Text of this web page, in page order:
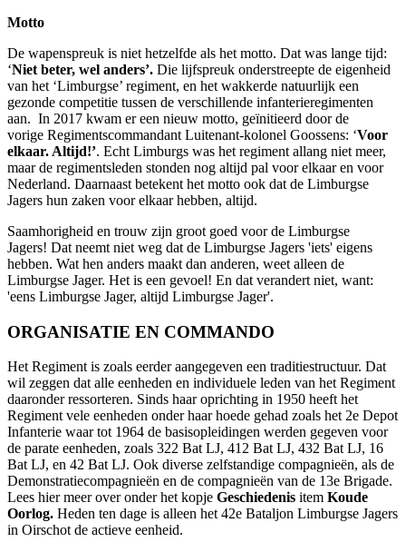
Motto
De wapenspreuk is niet hetzelfde als het motto. Dat was lange tijd:
‘Niet beter, wel anders’. Die lijfspreuk onderstreepte de eigenheid
van het ‘Limburgse’ regiment, en het wakkerde natuurlijk een
gezonde competitie tussen de verschillende infanterieregimenten
aan. In 2017 kwam er een nieuw motto, geïnitieerd door de
vorige Regimentscommandant Luitenant-kolonel Goossens: ‘Voor
elkaar. Altijd!’. Echt Limburgs was het regiment allang niet meer,
maar de regimentsleden stonden nog altijd pal voor elkaar en voor
Nederland. Daarnaast betekent het motto ook dat de Limburgse
Jagers hun zaken voor elkaar hebben, altijd.
Saamhorigheid en trouw zijn groot goed voor de Limburgse
Jagers! Dat neemt niet weg dat de Limburgse Jagers 'iets' eigens
hebben. Wat hen anders maakt dan anderen, weet alleen de
Limburgse Jager. Het is een gevoel! En dat verandert niet, want:
'eens Limburgse Jager, altijd Limburgse Jager'.
ORGANISATIE EN COMMANDO
Het Regiment is zoals eerder aangegeven een traditiestructuur. Dat
wil zeggen dat alle eenheden en individuele leden van het Regiment
daaronder ressorteren. Sinds haar oprichting in 1950 heeft het
Regiment vele eenheden onder haar hoede gehad zoals het 2e Depot
Infanterie waar tot 1964 de basisopleidingen werden gegeven voor
de parate eenheden, zoals 322 Bat LJ, 412 Bat LJ, 432 Bat LJ, 16
Bat LJ, en 42 Bat LJ. Ook diverse zelfstandige compagnieën, als de
Demonstratiecompagnieën en de compagnieën van de 13e Brigade.
Lees hier meer over onder het kopje Geschiedenis item Koude
Oorlog. Heden ten dage is alleen het 42e Bataljon Limburgse Jagers
in Oirschot de actieve eenheid.